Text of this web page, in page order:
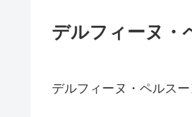
デルフィーヌ・
デルフィーヌ・ペルス